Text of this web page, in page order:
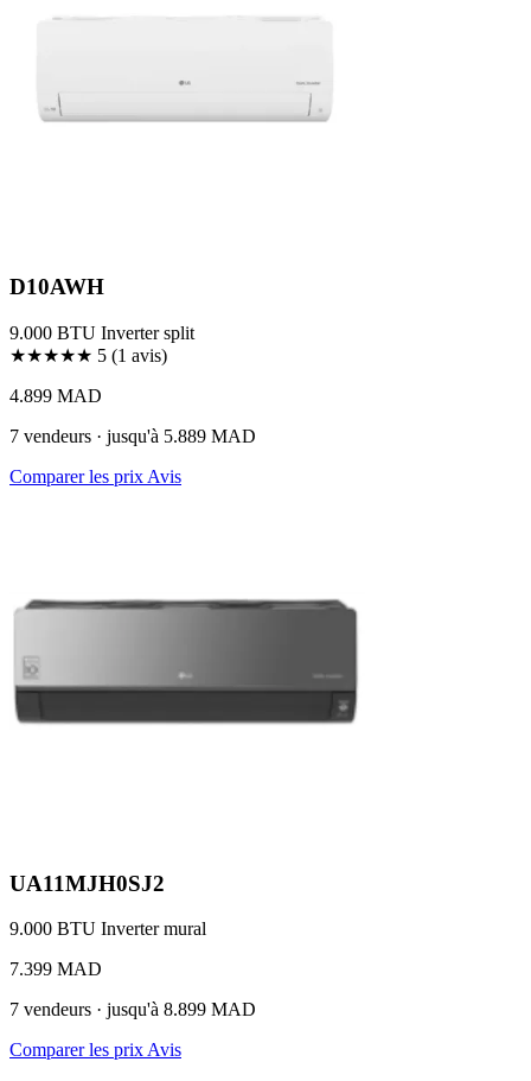
D10AWH
9.000 BTU Inverter split
★★★★★ 5 (1 avis)
4.899 MAD
7 vendeurs · jusqu'à 5.889 MAD
Comparer les prix Avis
UA11MJH0SJ2
9.000 BTU Inverter mural
7.399 MAD
7 vendeurs · jusqu'à 8.899 MAD
Comparer les prixAvis